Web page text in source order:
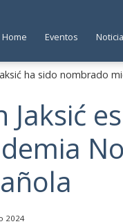
Home Eventos
ha sido nombrado
Jaksić
2024